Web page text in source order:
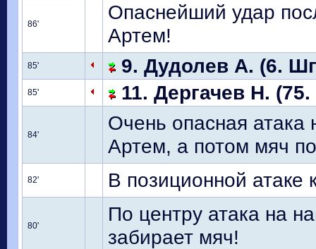
86'
Опаснейший удар
Артем!
85' 9. Дудолев А. (6.
85' 11. Дергачев Н.
84'
Очень опасная
Артем, а потом мяч
82' В позиционной атаке
80'
По центру атака на
забирает мяч!